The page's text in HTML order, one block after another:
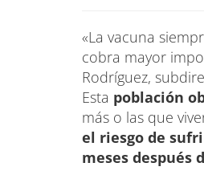
«La vacuna
cobra mayor
Rodríguez,
Esta población
más o las que
el riesgo de
meses después